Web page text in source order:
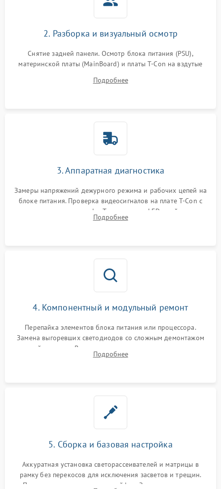
2. Разборка и визуальный осмотр
Снятие задней панели. Осмотр блока питания (PSU),
материнской платы (MainBoard) и платы T-Con на вздутые
Проверка надежности фиксации и целостности шлейфов.
Подробнее
3. Аппаратная диагностика
Замеры напряжений дежурного режима и рабочих цепей на
блоке питания. Проверка видеосигналов на плате T-Con с
помощью осциллографа. Тестирование LED-драйвера и
светодиодных планок подсветки мультиметром.
Подробнее
4. Компонентный и модульный ремонт
Перепайка элементов блока питания или процессора.
Замена выгоревших светодиодов со сложным демонтажом
хрупкой матрицы. Восстановление поврежденных дорожек,
прошивка микросхем памяти EEPROM
Подробнее
5. Сборка и базовая настройка
Аккуратная установка светорассеивателей и матрицы в
рамку без перекосов для исключения засветов и трещин.
Подключение внутренних шлейфов. Закрытие корпуса.